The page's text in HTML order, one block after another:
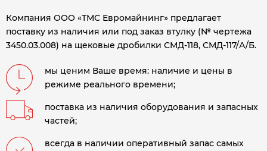
Компания ООО «ТМС Евромайнинг» предлагает
поставку из наличия или под заказ втулку (№ чертежа
3450.03.008) на щековые дробилки СМД-118, СМД-117/А/Б.
мы ценим Ваше время: наличие и цены в
режиме реального времени;
поставка из наличия оборудования и запасных
частей;
всегда в наличии оперативный запас самых